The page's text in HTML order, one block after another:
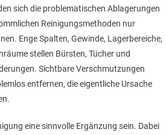
sich die problematischen Ablagerungen
Reinigungsmethoden nur
Enge Spalten, Gewinde, Lagerbereiche,
stellen Bürsten, Tücher und
Sichtbare Verschmutzungen
entfernen, die eigentliche Ursache
eine sinnvolle Ergänzung sein. Dabei